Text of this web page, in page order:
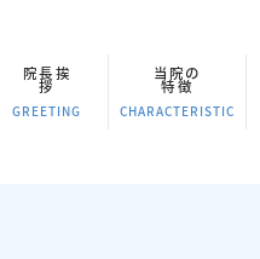
院長挨
拶
GREETING
当院の
特徴
CHARACTERISTIC